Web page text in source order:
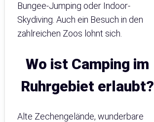
Bungee-Jumping oder Indoor-
Skydiving. Auch ein Besuch in den
zahlreichen Zoos lohnt sich.
Wo ist Camping im
Ruhrgebiet erlaubt?
Alte Zechengelände, wunderbare